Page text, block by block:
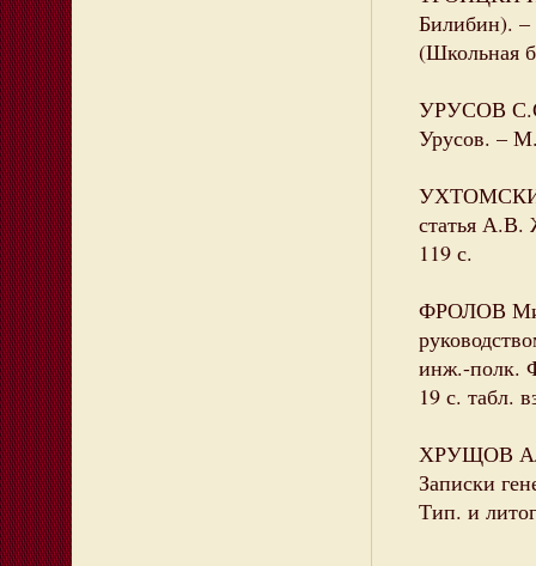
Билибин). –
(Школьная
УРУСОВ
Урусов. –
УХТОМСКИЙ
статья А.В.
119 с.
ФРОЛОВ
инж.-полк.
19 с. табл.
ХРУЩОВ
Записки
Тип. и